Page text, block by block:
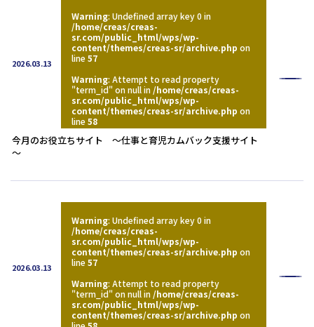
2026.03.13
Warning: Undefined array key 0 in
/home/creas/creas-
sr.com/public_html/wps/wp-
content/themes/creas-sr/archive.php on
line57
Warning: Attempt to read property
"term_id" on null in /home/creas/creas-
sr.com/public_html/wps/wp-
content/themes/creas-sr/archive.php on
line58
今月のお役立ちサイト ～仕事と育児カムバック支援サイト
～
2026.03.13
Warning: Undefined array key 0 in
/home/creas/creas-
sr.com/public_html/wps/wp-
content/themes/creas-sr/archive.php on
line57
Warning: Attempt to read property
"term_id" on null in /home/creas/creas-
sr.com/public_html/wps/wp-
content/themes/creas-sr/archive.php on